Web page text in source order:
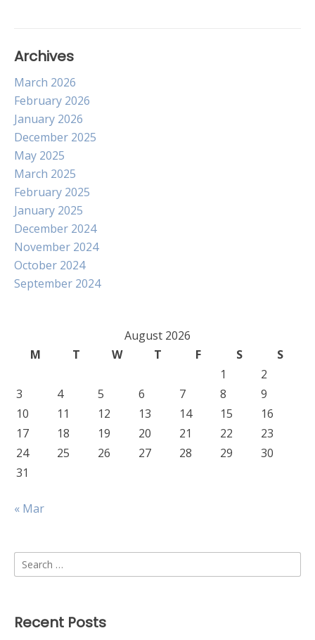
Archives
March 2026
February 2026
January 2026
December 2025
May 2025
March 2025
February 2025
January 2025
December 2024
November 2024
October 2024
September 2024
August 2026
M
T W T F S
S
1
2
3
4 5 6 7 8
9
10
11 12 13 14 15
16
17
18 19 20 21 22
23
24
25 26 27 28 29
30
31
« Mar
Search
for:
Recent Posts